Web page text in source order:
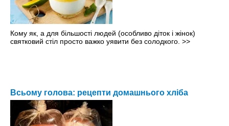
Кому як, а для більшості людей (особливо діток і жінок)
святковий стіл просто важко уявити без солодкого. >>
Всьому голова: рецепти домашнього хліба